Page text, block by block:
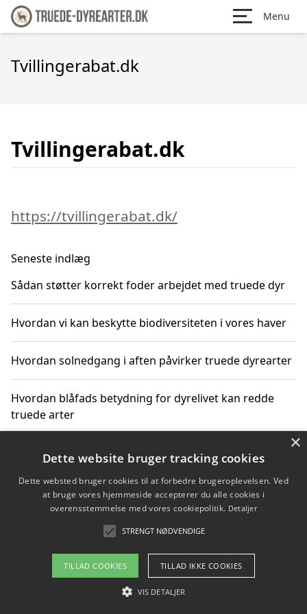
Menu
Tvillingerabat.dk
Tvillingerabat.dk
https://tvillingerabat.dk/
Seneste indlæg
Sådan støtter korrekt foder arbejdet med truede dyr
Hvordan vi kan beskytte biodiversiteten i vores haver
Hvordan solnedgang i aften påvirker truede dyrearter
Hvordan blåfads betydning for dyrelivet kan redde
truede arter
Hvordan kan gaver til unge voksne støtte bevarelsen
Copyright 2026 - Pilanto Aps
Om / kontakt
Blog Betingelser
×
Dette website bruger tracking cookies
Dette websted bruger cookies til at forbedre brugeroplevelsen. Ved
at bruge vores hjemmeside accepterer du alle cookies i
overensstemmelse med vores cookiepolitik. Detaljer
STRENGT NØDVENDIGE
TILLAD COOKIES TILLAD IKKE COOKIES
VIS DETALJER